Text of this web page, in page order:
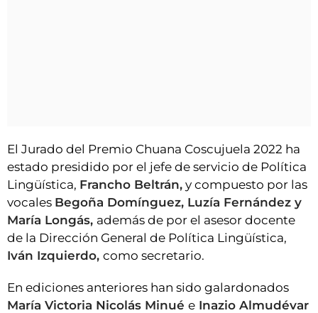
El Jurado del Premio Chuana Coscujuela 2022 ha
estado presidido por el jefe de servicio de Política
Lingüística, Francho Beltrán, y compuesto por las
vocales Begoña Domínguez, Luzía Fernández y
María Longás, además de por el asesor docente
de la Dirección General de Política Lingüística,
Iván Izquierdo, como secretario.
En ediciones anteriores han sido galardonados
María Victoria Nicolás Minué e Inazio Almudévar